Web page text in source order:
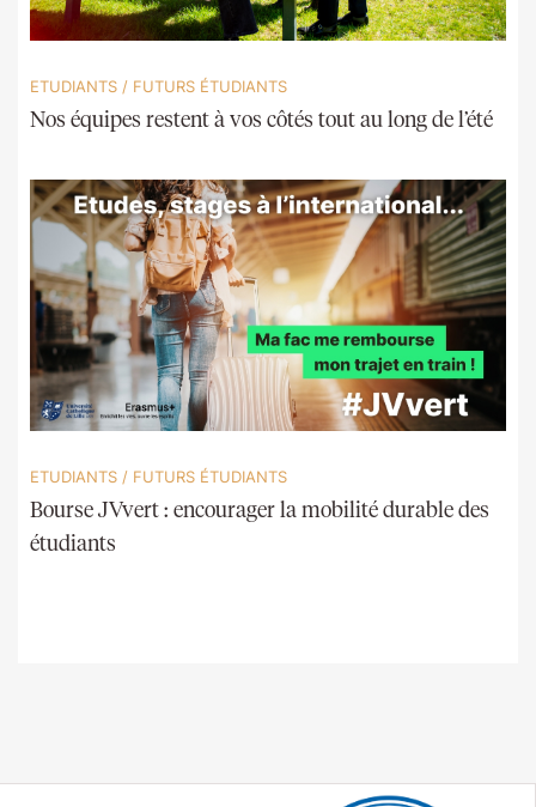
ETUDIANTS / FUTURS ÉTUDIANTS
Nos équipes restent à vos côtés tout au long de l’été
ETUDIANTS / FUTURS ÉTUDIANTS
Bourse JVvert : encourager la mobilité durable des
étudiants